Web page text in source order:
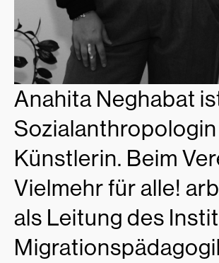
Anahita Neghabat
Künstlerin. Beim
Vielmehr für alle!
als Leitung des